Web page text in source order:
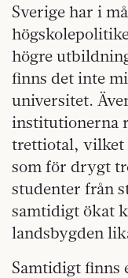
Sverige har i
högre
finns det inte
universitet.
institutionerna
trettiotal, vilket
som för drygt
studenter från
samtidigt ökat
landsbygden
Samtidigt finns